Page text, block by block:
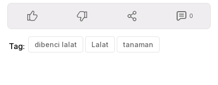
0
Tag: dibenci lalat Lalat tanaman